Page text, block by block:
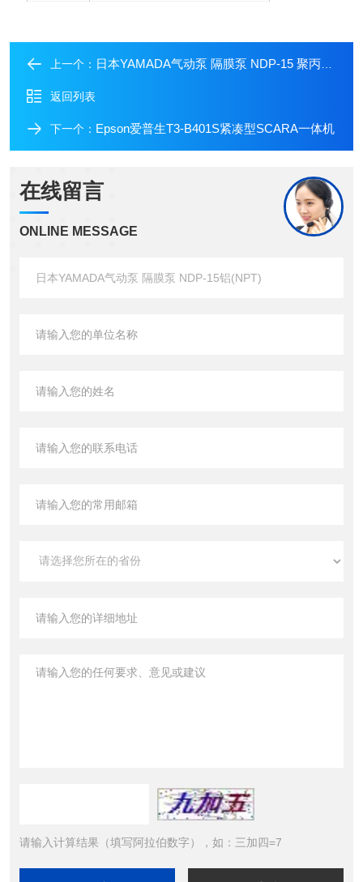
上一个： 日本YAMADA气动泵 隔膜泵 NDP-15 聚丙烯NPT
返回列表
下一个： Epson爱普生T3-B401S紧凑型SCARA一体机
在线留言
ONLINE MESSAGE
请输入计算结果（填写阿拉伯数字），如：三加四=7